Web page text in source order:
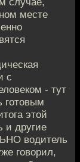
месте
с
- тут
готовым
этой
и другие
водитель
говорил,